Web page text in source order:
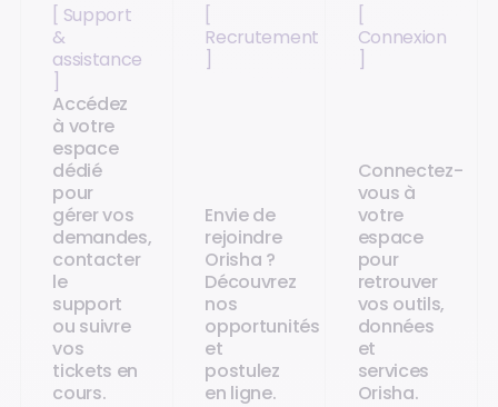
[ Support
&
assistance
Accédez
à votre
espace
dédié
pour
gérer vos
demandes,
contacter
le
support
ou suivre
vos
tickets en
cours.
Recrutement
Envie de
rejoindre
Orisha ?
Découvrez
nos
opportunités
et
postulez
en ligne.
Connexion
Connectez-
vous à
votre
espace
pour
retrouver
vos outils,
données
et
services
Orisha.